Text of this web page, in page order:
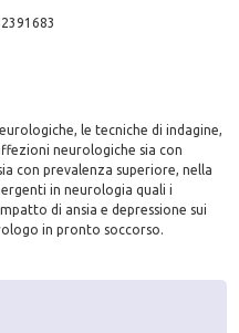
le tecniche di indagine,
neurologiche sia con
con prevalenza superiore, nella
in neurologia quali i
di ansia e depressione sui
in pronto soccorso.